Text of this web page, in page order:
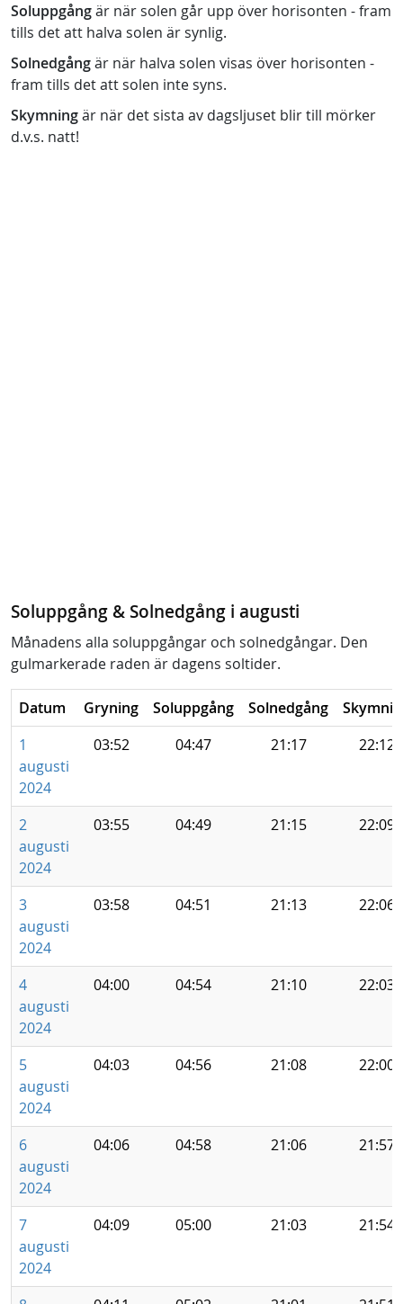
Soluppgångär när solen går upp över horisonten - fram
tills det att halva solen är synlig.
Solnedgångär när halva solen visas över horisonten -
fram tills det att solen inte syns.
Skymningär när det sista av dagsljuset blir till mörker
d.v.s. natt!
Soluppgång & Solnedgång i augusti
Månadens alla soluppgångar och solnedgångar. Den
gulmarkerade raden är dagens soltider.
Datum Gryning Soluppgång Solnedgång
1
augusti
2024
03:52 04:47 21:17 22:12
2
augusti
2024
03:55 04:49 21:15 22:09
3
augusti
2024
03:58 04:51 21:13 22:06
4
augusti
2024
04:00 04:54 21:10 22:03
5
augusti
2024
04:03 04:56 21:08 22:00
6
augusti
2024
04:06 04:58 21:06 21:57
7
augusti
2024
04:09 05:00 21:03 21:54